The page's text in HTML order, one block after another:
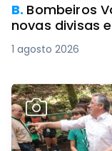
B. Bombeiros
novas divisas
1 agosto 2026